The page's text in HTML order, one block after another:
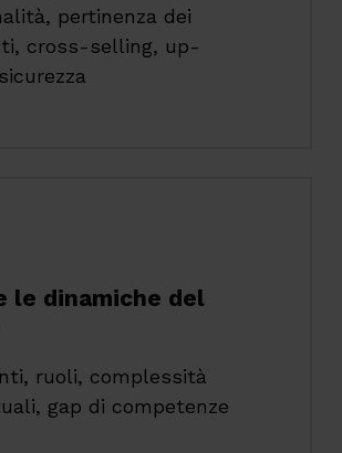
pertinenza dei
cross-selling, up-
le dinamiche del
ruoli, complessità
gap di competenze